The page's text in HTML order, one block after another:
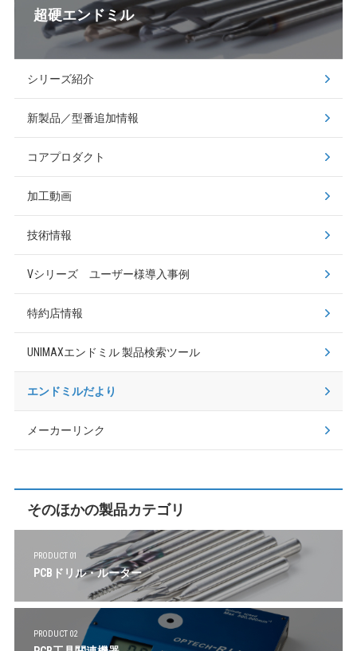
超硬エンドミル
シリーズ紹介
新製品／型番追加情報
コアプロダクト
加工動画
技術情報
Vシリーズ ユーザー様導入事例
特約店情報
UNIMAXエンドミル製品検索ツール
エンドミルだより
メーカーリンク
そのほかの製品カテゴリ
PRODUCT 01
PCBドリル・ルーター
PRODUCT 02